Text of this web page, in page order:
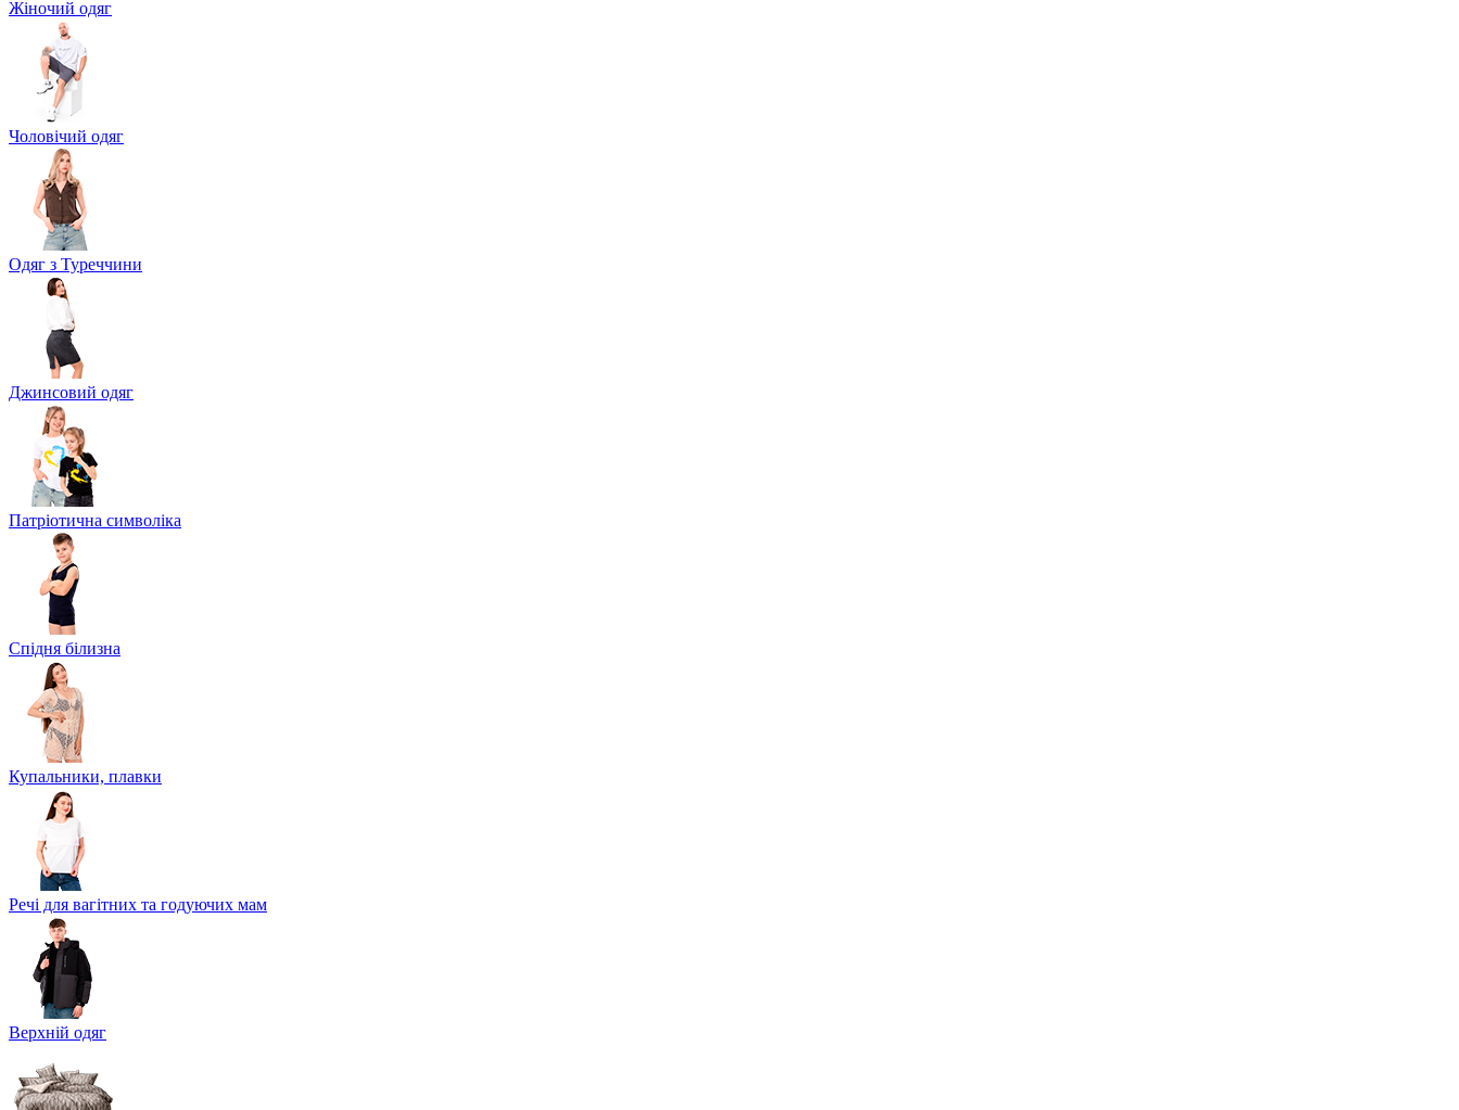
Жіночий одяг
Чоловічий одяг
Одяг з Туреччини
Джинсовий одяг
Патріотична символіка
Спідня білизна
Купальники, плавки
Речі для вагітних та годуючих мам
Верхній одяг